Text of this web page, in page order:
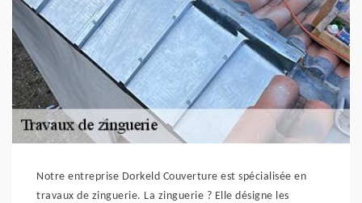
Notre entreprise Dorkeld Couverture est spécialisée en
travaux de zinguerie. La zinguerie ? Elle désigne les